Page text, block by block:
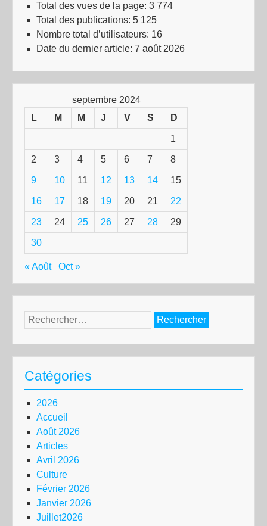
Total des vues de la page: 3 774
Total des publications: 5 125
Nombre total d’utilisateurs: 16
Date du dernier article: 7 août 2026
septembre 2024
L
M M J V S D
1
2 3 4 5 6 7 8
9 10 11 12 13 14 15
16 17 18 19 20 21 22
23 24 25 26 27 28 29
30
« Août Oct »
Rechercher :
Catégories
2026
Accueil
Août 2026
Articles
Avril 2026
Culture
Février 2026
Janvier 2026
Juillet2026